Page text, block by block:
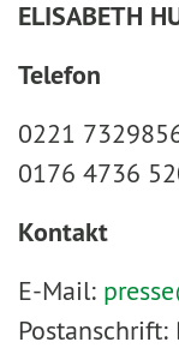
ELISABETH
Telefon
0221
0176 4736
Kontakt
E-Mail:
Postanschrift: